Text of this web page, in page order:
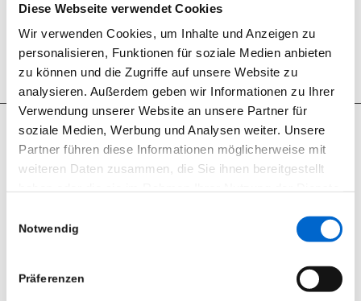
Diese Webseite verwendet Cookies
Wir verwenden Cookies, um Inhalte und Anzeigen zu
personalisieren, Funktionen für soziale Medien anbieten
zu können und die Zugriffe auf unsere Website zu
analysieren. Außerdem geben wir Informationen zu Ihrer
Verwendung unserer Website an unsere Partner für
soziale Medien, Werbung und Analysen weiter. Unsere
Partner führen diese Informationen möglicherweise mit
weiteren Daten zusammen, die Sie ihnen bereitgestellt
Notwendig
Präferenzen
Schreibe einen Kommentar
Du musst angemeldet sein, um einen Kommentar abzugeben.
ebenfalls den Support und den Vertrieb.